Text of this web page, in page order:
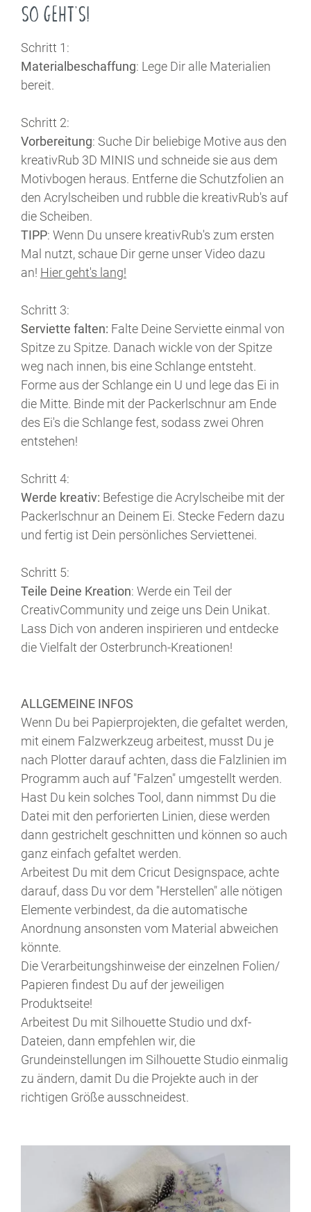
SO GEHT'S!
Schritt 1:
Materialbeschaffung: Lege Dir alle Materialien
bereit.
Schritt 2:
Vorbereitung: Suche Dir beliebige Motive aus den
kreativRub 3D MINIS und schneide sie aus dem
Motivbogen heraus. Entferne die Schutzfolien an
den Acrylscheiben und rubble die kreativRub's auf
die Scheiben.
TIPP: Wenn Du unsere kreativRub's zum ersten
Mal nutzt, schaue Dir gerne unser Video dazu
an! Hier geht's lang!
Schritt 3:
Serviette falten: Falte Deine Serviette einmal von
Spitze zu Spitze. Danach wickle von der Spitze
weg nach innen, bis eine Schlange entsteht.
Forme aus der Schlange ein U und lege das Ei in
die Mitte. Binde mit der Packerlschnur am Ende
des Ei's die Schlange fest, sodass zwei Ohren
entstehen!
Schritt 4:
Werde kreativ: Befestige die Acrylscheibe mit der
Packerlschnur an Deinem Ei. Stecke Federn dazu
und fertig ist Dein persönliches Serviettenei.
Schritt 5:
Teile Deine Kreation: Werde ein Teil der
CreativCommunity und zeige uns Dein Unikat.
Lass Dich von anderen inspirieren und entdecke
die Vielfalt der Osterbrunch-Kreationen!
ALLGEMEINE INFOS
Wenn Du bei Papierprojekten, die gefaltet werden,
mit einem Falzwerkzeug arbeitest, musst Du je
nach Plotter darauf achten, dass die Falzlinien im
Programm auch auf "Falzen" umgestellt werden.
Hast Du kein solches Tool, dann nimmst Du die
Datei mit den perforierten Linien, diese werden
dann gestrichelt geschnitten und können so auch
ganz einfach gefaltet werden.
Arbeitest Du mit dem Cricut Designspace, achte
darauf, dass Du vor dem "Herstellen" alle nötigen
Elemente verbindest, da die automatische
Anordnung ansonsten vom Material abweichen
könnte.
Die Verarbeitungshinweise der einzelnen Folien/
Papieren findest Du auf der jeweiligen
Produktseite!
Arbeitest Du mit Silhouette Studio und dxf-
Dateien, dann empfehlen wir, die
Grundeinstellungen im Silhouette Studio einmalig
zu ändern, damit Du die Projekte auch in der
richtigen Größe ausschneidest.